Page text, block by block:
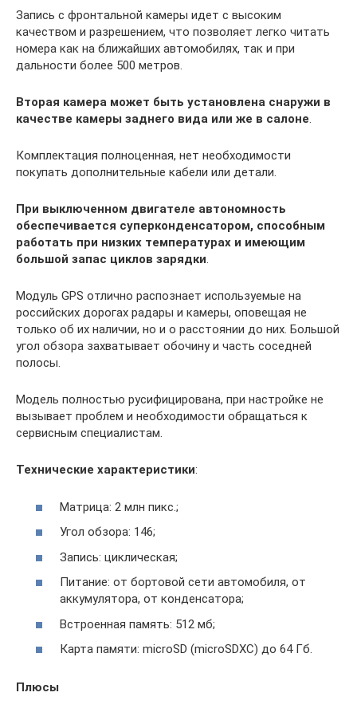
Запись с фронтальной камеры идет с высоким
качеством и разрешением, что позволяет легко читать
номера как на ближайших автомобилях, так и при
дальности более 500 метров.
Вторая камера может быть установлена снаружи в
качестве камеры заднего вида или же в салоне.
Комплектация полноценная, нет необходимости
покупать дополнительные кабели или детали.
При выключенном двигателе автономность
обеспечивается суперконденсатором, способным
работать при низких температурах и имеющим
большой запас циклов зарядки.
Модуль GPS отлично распознает используемые на
российских дорогах радары и камеры, оповещая не
только об их наличии, но и о расстоянии до них. Большой
угол обзора захватывает обочину и часть соседней
полосы.
Модель полностью русифицирована, при настройке не
вызывает проблем и необходимости обращаться к
сервисным специалистам.
Технические характеристики:
Матрица: 2 млн пикс.;
Угол обзора: 146;
Запись: циклическая;
Питание: от бортовой сети автомобиля, от
аккумулятора, от конденсатора;
Встроенная память: 512 мб;
Карта памяти: microSD (microSDXC) до 64 Гб.
Плюсы